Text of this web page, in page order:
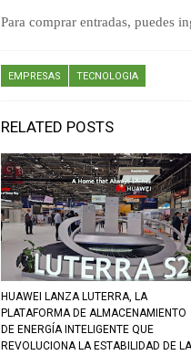
Para comprar entradas, puedes
EMPRESAS TECNOLOGIA
RELATED POSTS
HUAWEI LANZA LUTERRA, LA
PLATAFORMA DE ALMACENAMIENTO
DE ENERGÍA INTELIGENTE QUE
REVOLUCIONA LA ESTABILIDAD DE LA